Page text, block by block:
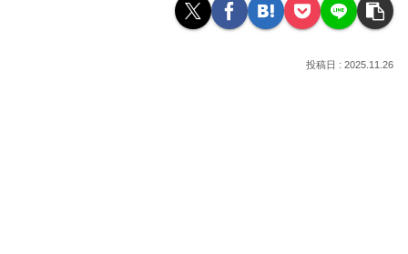
2025.11.26